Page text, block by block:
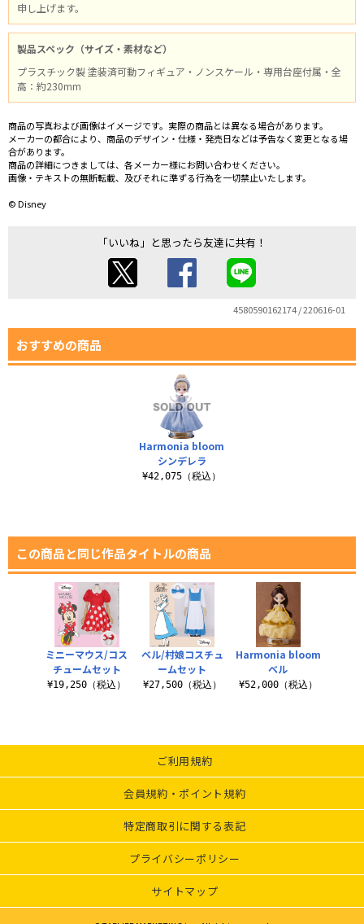
申し上げます。
製品スペック（サイズ・素材など）
プラスチック製 塗装済可動フィギュア・ノンスケール・専用台座付属・全
高：約230mm
商品の写真および画像はイメージです。実際の商品とは異なる場合があります。
メーカーの都合により、商品のデザイン・仕様・発売日などは予告なく変更となる場
合があります。
商品の詳細につきましては、各メーカー様にお問い合わせください。
画像・テキストの無断転載、及びそれに準ずる行為を一切禁止いたします。
© Disney
「いいね」と思ったら友達に共有！
4580590162174 / 220616-01
おすすめの商品
Harmonia bloom
シンデレラ
¥42,075（税込）
この商品と同じ作品タイトルの商品
ベル/村娘コスチュ
ームセット
¥27,500（税込）
Harmonia bloom
ベル
¥52,000（税込）
ミニーマウス/コス
チュームセット
¥19,250（税込）
ご利用規約
会員規約・ポイント規約
特定商取引に関する表記
プライバシーポリシー
サイトマップ